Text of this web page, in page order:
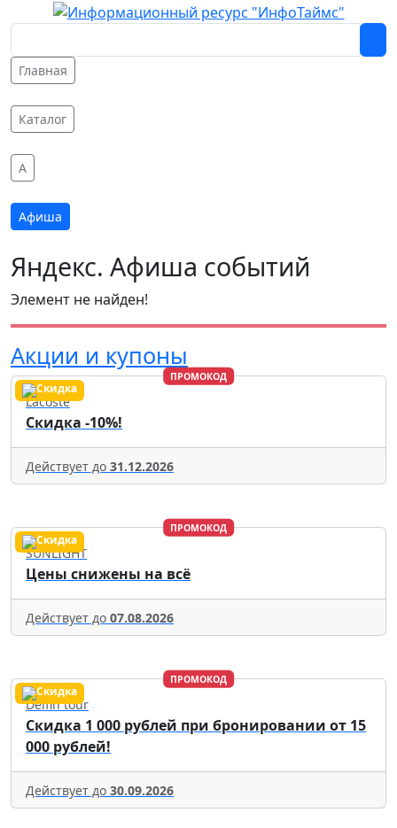
Главная
Каталог
A
Афиша
Яндекс. Афиша событий
Элемент не найден!
Акции и купоны
ПРОМОКОД
Lacoste
Скидка -10%!
Действует до 31.12.2026
ПРОМОКОД
SUNLIGHT
Цены снижены на всё
Действует до 07.08.2026
ПРОМОКОД
Delfin tour
Скидка 1 000 рублей при бронировании от 15
000 рублей!
Действует до 30.09.2026